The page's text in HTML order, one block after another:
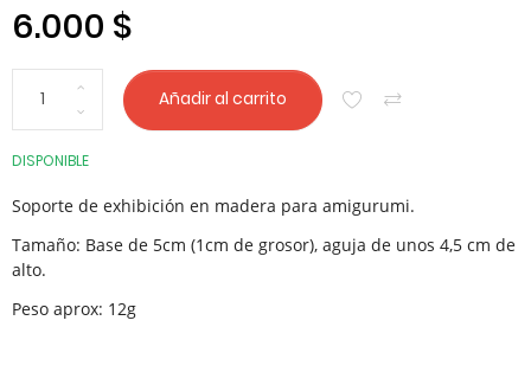
6.000 $
Añadir al carrito
DISPONIBLE
Soporte de exhibición en madera para amigurumi.
Tamaño: Base de 5cm (1cm de grosor), aguja de unos 4,5 cm de
alto.
Peso aprox: 12g